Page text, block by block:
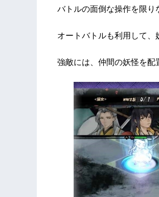
バトルの面倒な操作を限り
オートバトルも利用して、
強敵には、仲間の妖怪を配